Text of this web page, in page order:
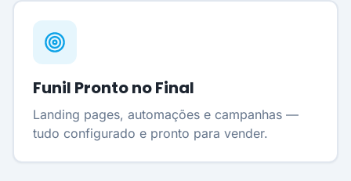
Funil Pronto no Final
Landing pages, automações e campanhas —
tudo configurado e pronto para vender.